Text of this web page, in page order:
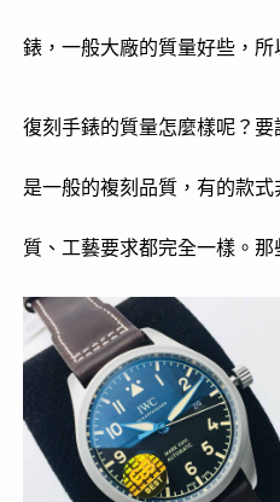
錶，一般大廠的質量好些，所
復刻手錶的質量怎麼樣呢？
是一般的複刻品質，有的款
質、工藝要求都完全一樣。